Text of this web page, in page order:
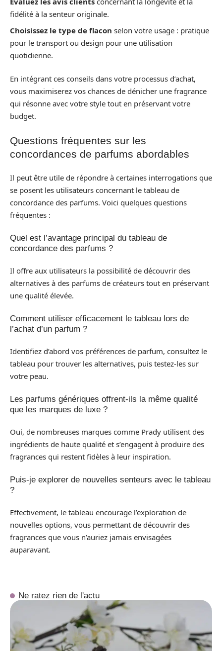
fidélité à la senteur originale.
Choisissez le type de flacon selon votre usage : pratique
pour le transport ou design pour une utilisation
quotidienne.
En intégrant ces conseils dans votre processus d’achat,
vous maximiserez vos chances de dénicher une fragrance
qui résonne avec votre style tout en préservant votre
budget.
Questions fréquentes sur les
concordances de parfums abordables
Il peut être utile de répondre à certaines interrogations que
se posent les utilisateurs concernant le tableau de
concordance des parfums. Voici quelques questions
fréquentes :
Quel est l’avantage principal du tableau de
concordance des parfums ?
Il offre aux utilisateurs la possibilité de découvrir des
alternatives à des parfums de créateurs tout en préservant
une qualité élevée.
Comment utiliser efficacement le tableau lors de
l’achat d’un parfum ?
Identifiez d’abord vos préférences de parfum, consultez le
tableau pour trouver les alternatives, puis testez-les sur
votre peau.
Les parfums génériques offrent-ils la même qualité
que les marques de luxe ?
Oui, de nombreuses marques comme Prady utilisent des
ingrédients de haute qualité et s’engagent à produire des
fragrances qui restent fidèles à leur inspiration.
Puis-je explorer de nouvelles senteurs avec le tableau
?
Effectivement, le tableau encourage l’exploration de
nouvelles options, vous permettant de découvrir des
fragrances que vous n’auriez jamais envisagées
auparavant.
Ne ratez rien de l'actu